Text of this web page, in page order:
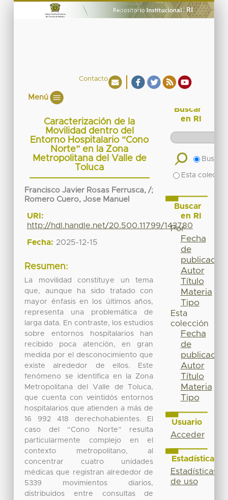
Contacto
Menú
Caracterización de la
Movilidad dentro del
Entorno Hospitalario “Cono
Norte” en la Zona
Metropolitana del Valle de
Toluca
Francisco Javier Rosas Ferrusca, /;
Romero Cuero, Jose Manuel
URI:
http://hdl.handle.net/20.500.11799/143780
Fecha: 2025-12-15
Resumen:
La movilidad constituye un tema
que, aunque ha sido tratado con
mayor énfasis en los últimos años,
representa una problemática de
larga data. En contraste, los estudios
sobre entornos hospitalarios han
recibido poca atención, en gran
medida por el desconocimiento que
existe alrededor de ellos. Este
fenómeno se identifica en la Zona
Metropolitana del Valle de Toluca,
que cuenta con veintidós entornos
hospitalarios que atienden a más de
16 992 418 derechohabientes. El
caso del “Cono Norte” resulta
particularmente complejo en el
contexto metropolitano, al
concentrar cuatro unidades
médicas que registran alrededor de
5339 movimientos diarios,
distribuidos entre consultas de
Buscar
en RI
Buscar
Esta
Buscar
en RI
Por
Fecha
de
publicación
Autor
Título
Materia
Tipo
Esta
colección
Fecha
de
publicación
Autor
Título
Materia
Tipo
Usuario
Acceder
Estadísticas
Estadísticas
de uso